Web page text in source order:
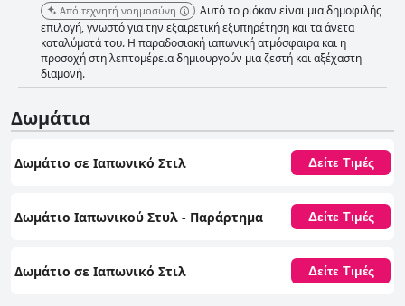
Από τεχνητή νοημοσύνη
Αυτό το ριόκαν είναι μια δημοφιλής
επιλογή, γνωστό για την εξαιρετική εξυπηρέτηση και τα άνετα
καταλύματά του. Η παραδοσιακή ιαπωνική ατμόσφαιρα και η
προσοχή στη λεπτομέρεια δημιουργούν μια ζεστή και αξέχαστη
διαμονή.
Δωμάτια
Δωμάτιο σε Ιαπωνικό Στιλ Δείτε Τιμές
Δωμάτιο Ιαπωνικού Στυλ - Παράρτημα Δείτε Τιμές
Δωμάτιο σε Ιαπωνικό Στιλ Δείτε Τιμές